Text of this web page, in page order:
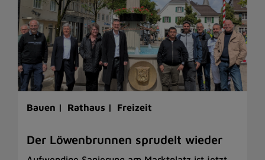
Bauen | Rathaus | Freizeit
Der Löwenbrunnen sprudelt wieder